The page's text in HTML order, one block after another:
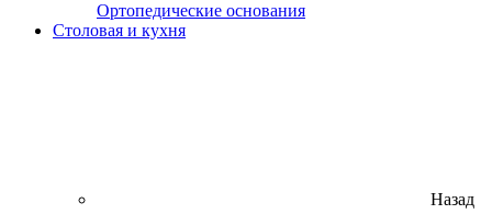
Ортопедические основания
Столовая и кухня
Назад